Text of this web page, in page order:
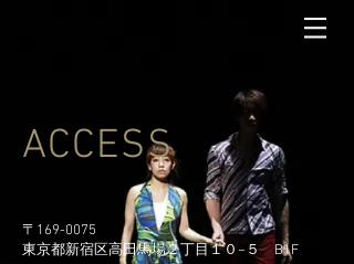
ACCESS
〒169-0075
東京都新宿区高田馬場２丁目１０−５ B1F